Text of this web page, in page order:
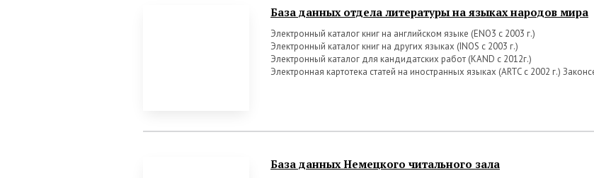
База данных отдела литературы на языках народов мира
Электронный каталог книг на английском языке (ENO3 с 2003 г.)
Электронный каталог книг на других языках (INOS с 2003 г.)
Электронный каталог для кандидатских работ (KAND с 2012г.)
Электронная картотека статей на иностранных языках (ARTC с 2002 г.)
База данных Немецкого читального зала